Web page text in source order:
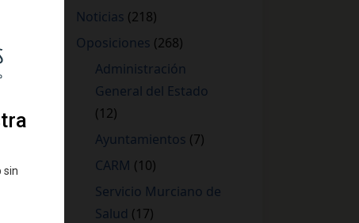
Noticias (218)
Oposiciones (268)
Administración
General del Estado
(12)
Ayuntamientos (7)
CARM (10)
Servicio Murciano de
Salud (17)